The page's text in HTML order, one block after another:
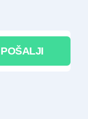
POŠALJI